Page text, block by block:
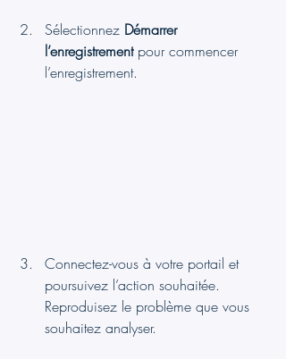
Sélectionnez Démarrer
l’enregistrement pour commencer
l’enregistrement.
Connectez-vous à votre portail et
poursuivez l’action souhaitée.
Reproduisez le problème que vous
souhaitez analyser.